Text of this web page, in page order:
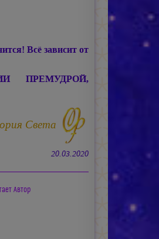
Всё зависит от
ПРЕМУДРОЙ,
Света
20.03.2020
Автор